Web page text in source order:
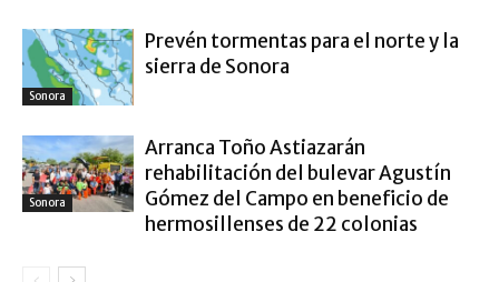
Sonora
Prevén tormentas para el norte y la
sierra de Sonora
Sonora
Arranca Toño Astiazarán
rehabilitación del bulevar Agustín
Gómez del Campo en beneficio de
hermosillenses de 22 colonias